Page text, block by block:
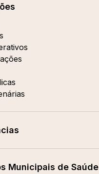
Municipais de Saúde